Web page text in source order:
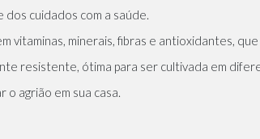
cuidados com a saúde.
vitaminas, minerais, fibras e antioxidantes,
resistente, ótima para ser cultivada em
o agrião em sua casa.